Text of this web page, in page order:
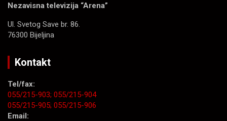
Nezavisna televizija “Arena”
Ul. Svetog Save br. 86.
76300 Bijeljina
Kontakt
Tel/fax:
055/215-903; 055/215-904
055/215-905; 055/215-906
Email: